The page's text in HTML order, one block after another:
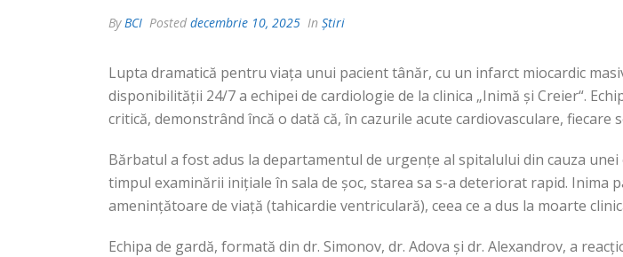
ByBCI Posted decembrie 10, 2025 In Știri
Lupta dramatică pentru viața unui pacient tânăr, cu un infarct miocardic
disponibilității 24/7 a echipei de cardiologie de la clinica „Inimă și Creier“.
critică, demonstrând încă o dată că, în cazurile acute cardiovasculare, fiecare
Bărbatul a fost adus la departamentul de urgențe al spitalului din cauza
timpul examinării inițiale în sala de șoc, starea sa s-a deteriorat rapid.
amenințătoare de viață (tahicardie ventriculară), ceea ce a dus la moarte
Echipa de gardă, formată din dr. Simonov, dr. Adova și dr. Alexandrov, a